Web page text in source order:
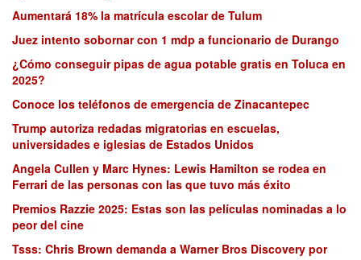
Aumentará 18% la matrícula escolar de Tulum
Juez intento sobornar con 1 mdp a funcionario de Durango
¿Cómo conseguir pipas de agua potable gratis en Toluca en
2025?
Conoce los teléfonos de emergencia de Zinacantepec
Trump autoriza redadas migratorias en escuelas,
universidades e iglesias de Estados Unidos
Angela Cullen y Marc Hynes: Lewis Hamilton se rodea en
Ferrari de las personas con las que tuvo más éxito
Premios Razzie 2025: Estas son las películas nominadas a lo
peor del cine
Tsss: Chris Brown demanda a Warner Bros Discovery por